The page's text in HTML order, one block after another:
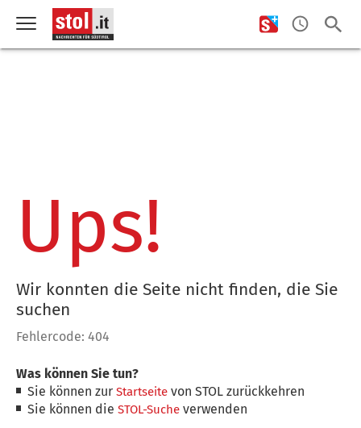
Ups!
Wir konnten die Seite nicht finden, die Sie
suchen
Fehlercode: 404
Was können Sie tun?
Sie können zurStartseite von STOL zurückkehren
Sie können dieSTOL-Suche verwenden